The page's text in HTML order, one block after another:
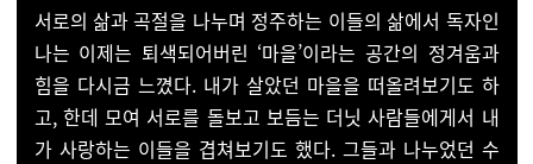
서로의 삶과 곡절을 나누며 정주하는 이들의 삶에서 독자인
나는 이제는 퇴색되어버린 ‘마을’이라는 공간의 정겨움과
힘을 다시금 느꼈다. 내가 살았던 마을을 떠올려보기도 하
고, 한데 모여 서로를 돌보고 보듬는 더닛 사람들에게서 내
가 사랑하는 이들을 겹쳐보기도 했다. 그들과 나누었던 수